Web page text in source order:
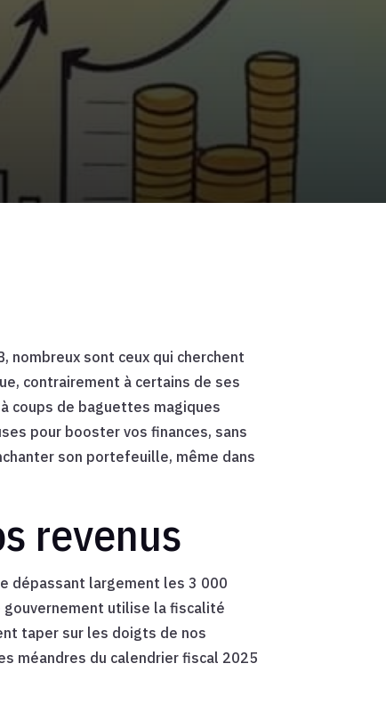
nombreux sont ceux qui cherchent
contrairement à certains de ses
coups de baguettes magiques
pour booster vos finances, sans
son portefeuille, même dans
revenus
dépassant largement les 3 000
gouvernement utilise la fiscalité
taper sur les doigts de nos
méandres du calendrier fiscal 2025